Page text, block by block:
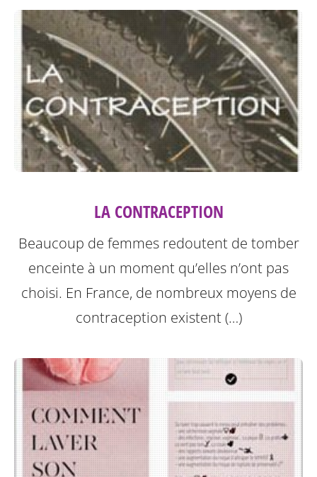
LA CONTRACEPTION
Beaucoup de femmes redoutent de tomber
enceinte à un moment qu’elles n’ont pas
choisi. En France, de nombreux moyens de
contraception existent (…)